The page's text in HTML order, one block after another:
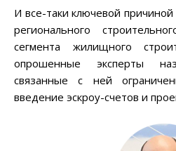
И все-таки ключевой
регионального
сегмента жилищного
опрошенные эксперты
связанные с ней
введение эскроу-счетов и